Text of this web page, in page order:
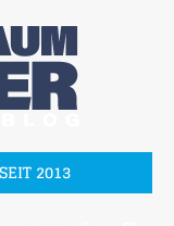
2013